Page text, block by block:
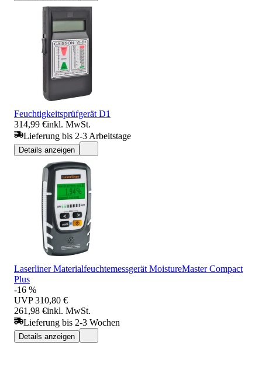
Feuchtigkeitsprüfgerät D1
314,99 €inkl. MwSt.
Lieferung bis 2-3 Arbeitstage
Details anzeigen
Laserliner Materialfeuchtemessgerät MoistureMaster Compact
Plus
-16 %
UVP 310,80 €
261,98 €inkl. MwSt.
Lieferung bis 2-3 Wochen
Details anzeigen